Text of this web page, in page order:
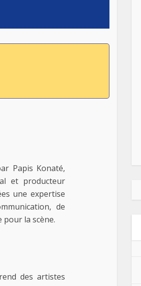
Papis Konaté,
et producteur
une expertise
de
pour la scène.
des artistes